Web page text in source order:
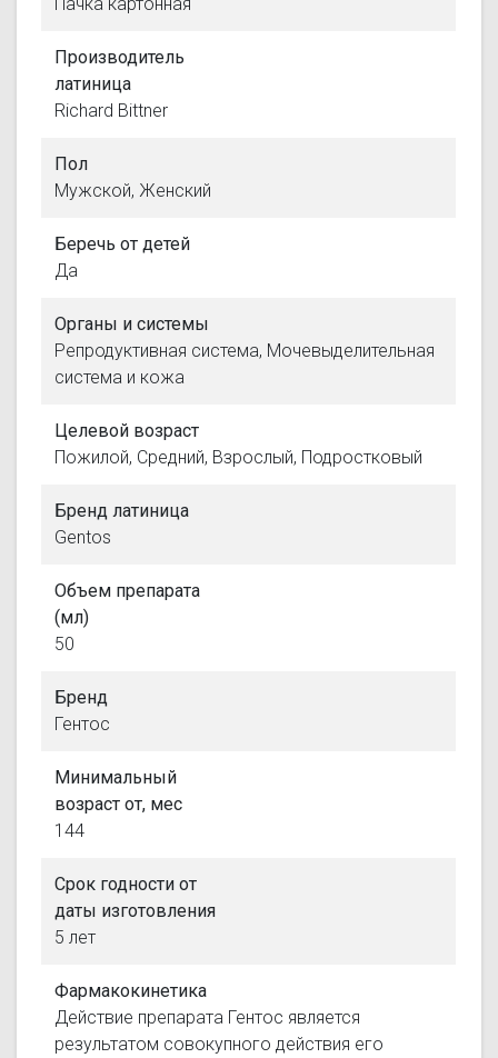
Производитель
латиница
Richard Bittner
Пол
Мужской, Женский
Беречь от детей
Да
Органы и системы
Репродуктивная система, Мочевыделительная
система и кожа
Целевой возраст
Пожилой, Средний, Взрослый, Подростковый
Бренд латиница
Gentos
Объем препарата
(мл)
50
Бренд
Гентос
Минимальный
возраст от, мес
144
Срок годности от
даты изготовления
5 лет
Фармакокинетика
Действие препарата Гентос является
результатом совокупного действия его